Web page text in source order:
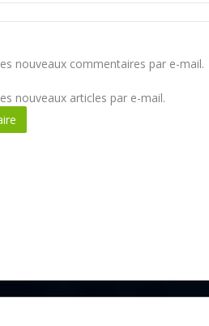
nouveaux commentaires par e-mail.
nouveaux articles par e-mail.